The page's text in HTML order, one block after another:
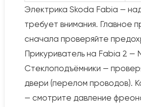
Электрика Skoda Fabia —
требует внимания. Главное
сначала проверяйте
Прикуриватель на Fabia 2 —
Стеклоподъёмники —
двери (перелом проводов).
— смотрите давление